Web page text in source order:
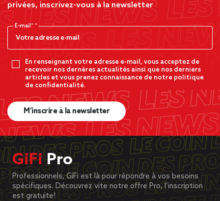
privées, inscrivez-vous à la newsletter
E-mail*
En renseignant votre adresse e-mail, vous acceptez de
recevoir nos dernères actualités ainsi que nos derniers
articles et vous prenez connaissance de notre politique
de confidentialité.
M’inscrire à la newsletter
GiFiPro
Professionnels, GiFi est là pour répondre à vos besoins
spécifiques. Découvrez vite notre offre Pro, l’inscription
est gratuite!